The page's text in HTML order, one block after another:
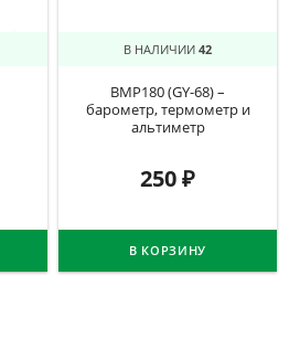
В НАЛИЧИИ 42
BMP180 (GY-68) –
барометр, термометр и
альтиметр
250₽
В КОРЗИНУ